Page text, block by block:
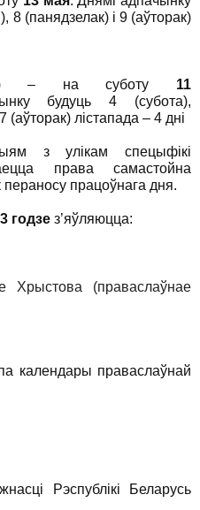
8 (панядзелак) і 9 (аўторак)
– на суботу 11
будуць 4 (субота),
(аўторак) лістапада – 4 дні
з улікам спецыфікі
права самастойна
працоўнага дня.
годзе з’яўляюцца:
Хрыстова (праваслаўнае
календары праваслаўнай
Рэспублікі Беларусь